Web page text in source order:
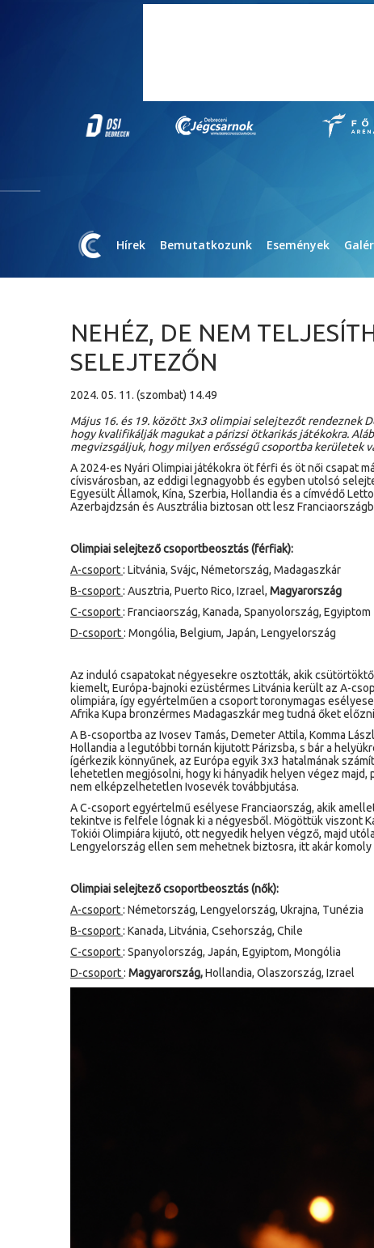
Hírek Bemutatkozunk Események
NEHÉZ, DE NEM
SELEJTEZŐN
2024. 05. 11. (szombat) 14.49
Május 16. és 19. között 3x3 olimpiai selejtezőt rendeznek
hogy kvalifikálják magukat a párizsi ötkarikás játékokra.
megvizsgáljuk, hogy milyen erősségű csoportba kerületek
A 2024-es Nyári Olimpiai játékokra öt férfi és öt női csapat
cívisvárosban, az eddigi legnagyobb és egyben utolsó
Egyesült Államok, Kína, Szerbia, Hollandia és a címvédő
Azerbajdzsán és Ausztrália biztosan ott lesz
Olimpiai selejtező csoportbeosztás (férfiak):
A-csoport: Litvánia, Svájc, Németország, Madagaszkár
B-csoport: Ausztria, Puerto Rico, Izrael, Magyarország
C-csoport: Franciaország, Kanada, Spanyolország, Egyiptom
D-csoport: Mongólia, Belgium, Japán, Lengyelország
Az induló csapatokat négyesekre osztották, akik
kiemelt, Európa-bajnoki ezüstérmes Litvánia került az A-
olimpiára, így egyértelműen a csoport toronymagas
Afrika Kupa bronzérmes Madagaszkár meg tudná őket
A B-csoportba az Ivosev Tamás, Demeter Attila, Komma
Hollandia a legutóbbi tornán kijutott Párizsba, s bár a
ígérkezik könnyűnek, az Európa egyik 3x3 hatalmának
lehetetlen megjósolni, hogy ki hányadik helyen végez
nem elképzelhetetlen Ivosevék továbbjutása.
A C-csoport egyértelmű esélyese Franciaország, akik
tekintve is felfele lógnak ki a négyesből. Mögöttük viszont
Tokiói Olimpiára kijutó, ott negyedik helyen végző, majd
Lengyelország ellen sem mehetnek biztosra, itt akár
Olimpiai selejtező csoportbeosztás (nők):
A-csoport: Németország, Lengyelország, Ukrajna, Tunézia
B-csoport: Kanada, Litvánia, Csehország, Chile
C-csoport: Spanyolország, Japán, Egyiptom, Mongólia
D-csoport: Magyarország,Hollandia, Olaszország, Izrael